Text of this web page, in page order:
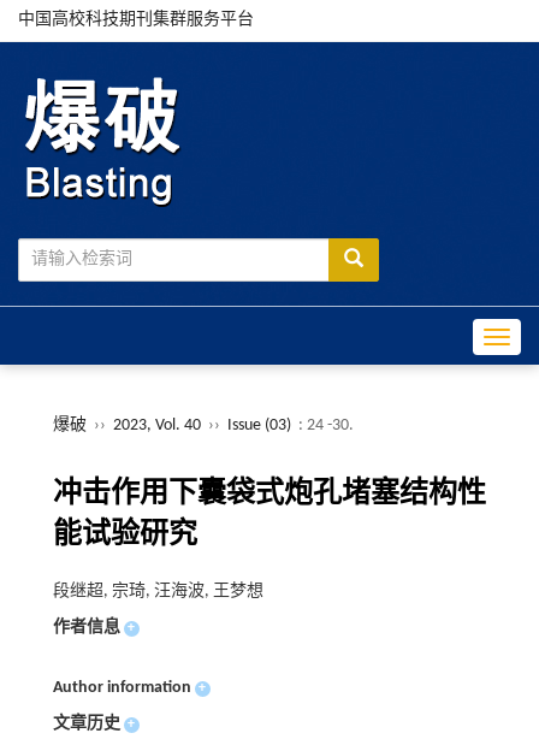
中国高校科技期刊集群服务平台
爆破 ›› 2023, Vol. 40 ›› Issue (03) : 24 -30.
冲击作用下囊袋式炮孔堵塞结构性
能试验研究
段继超, 宗琦, 汪海波, 王梦想
作者信息 +
Author information +
文章历史 +